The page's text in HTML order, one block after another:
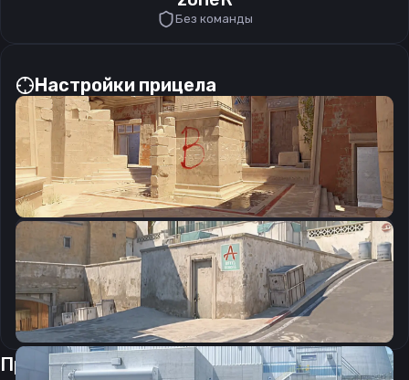
Без команды
Настройки прицела
CSGO-5hhJs-DhFBd-SUc5J-OpTib-UOLsE
Скопировать
Прицелзонерот08.08.2026